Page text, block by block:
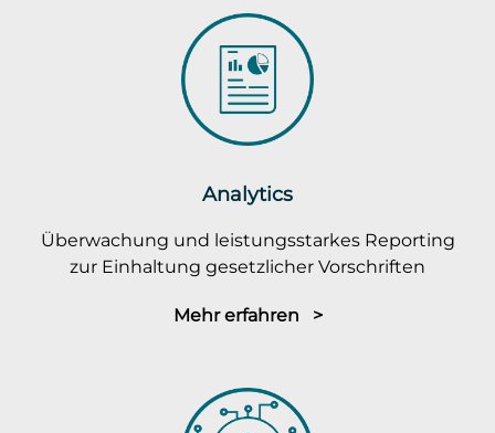
Analytics
Überwachung und leistungsstarkes Reporting
zur Einhaltung gesetzlicher Vorschriften
Mehr erfahren >